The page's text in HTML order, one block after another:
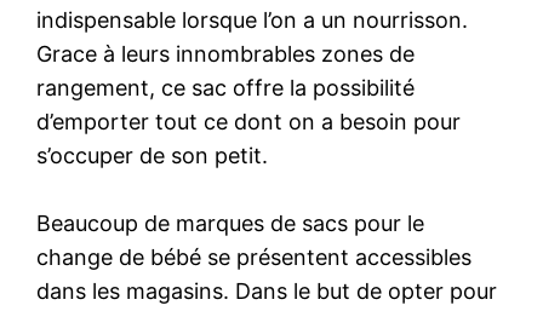
indispensable lorsque l’on a un nourrisson.
Grace à leurs innombrables zones de
rangement, ce sac offre la possibilité
d’emporter tout ce dont on a besoin pour
s’occuper de son petit.
Beaucoup de marques de sacs pour le
change de bébé se présentent accessibles
dans les magasins. Dans le but de opter pour